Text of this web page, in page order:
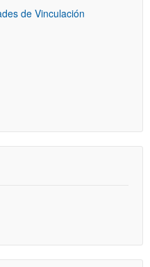
de Vinculación